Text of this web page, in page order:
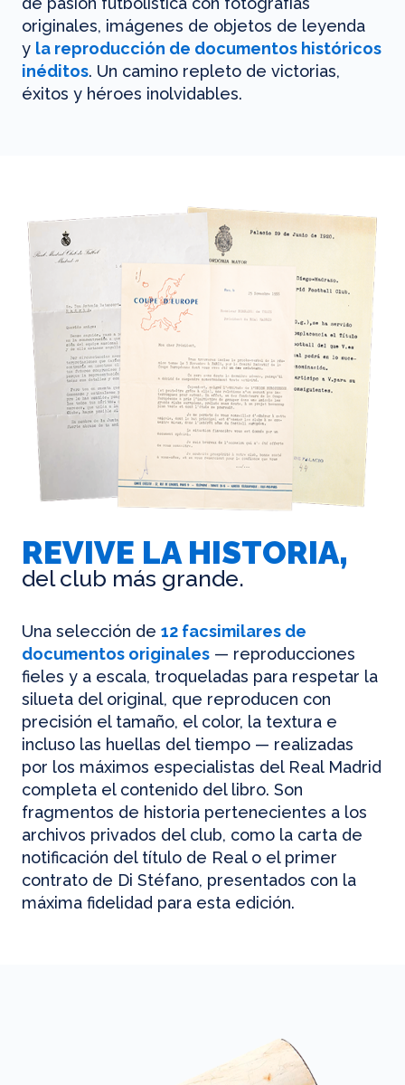
originales, imágenes de objetos de leyenda
y la reproducción de documentos históricos
inéditos. Un camino repleto de victorias,
éxitos y héroes inolvidables.
REVIVE LA HISTORIA,
del club más grande.
Una selección de 12 facsimilares de
documentos originales — reproducciones
fieles y a escala, troqueladas para respetar la
silueta del original, que reproducen con
precisión el tamaño, el color, la textura e
incluso las huellas del tiempo — realizadas
por los máximos especialistas del Real Madrid
completa el contenido del libro. Son
fragmentos de historia pertenecientes a los
archivos privados del club, como la carta de
notificación del título de Real o el primer
contrato de Di Stéfano, presentados con la
máxima fidelidad para esta edición.